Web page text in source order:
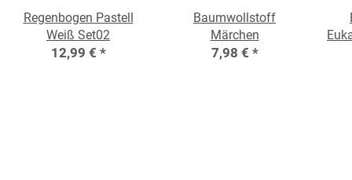
Regenbogen Pastell
Weiß Set02
12,99 € *
Baumwollstoff
Märchen
7,98 € *